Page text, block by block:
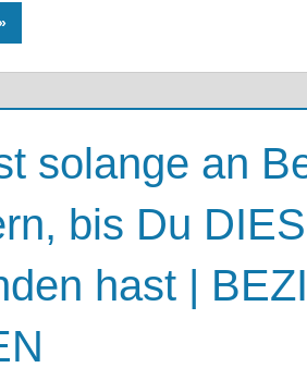
solange an
bis Du
hast |